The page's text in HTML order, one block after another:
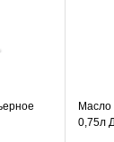
Масло
0,75л